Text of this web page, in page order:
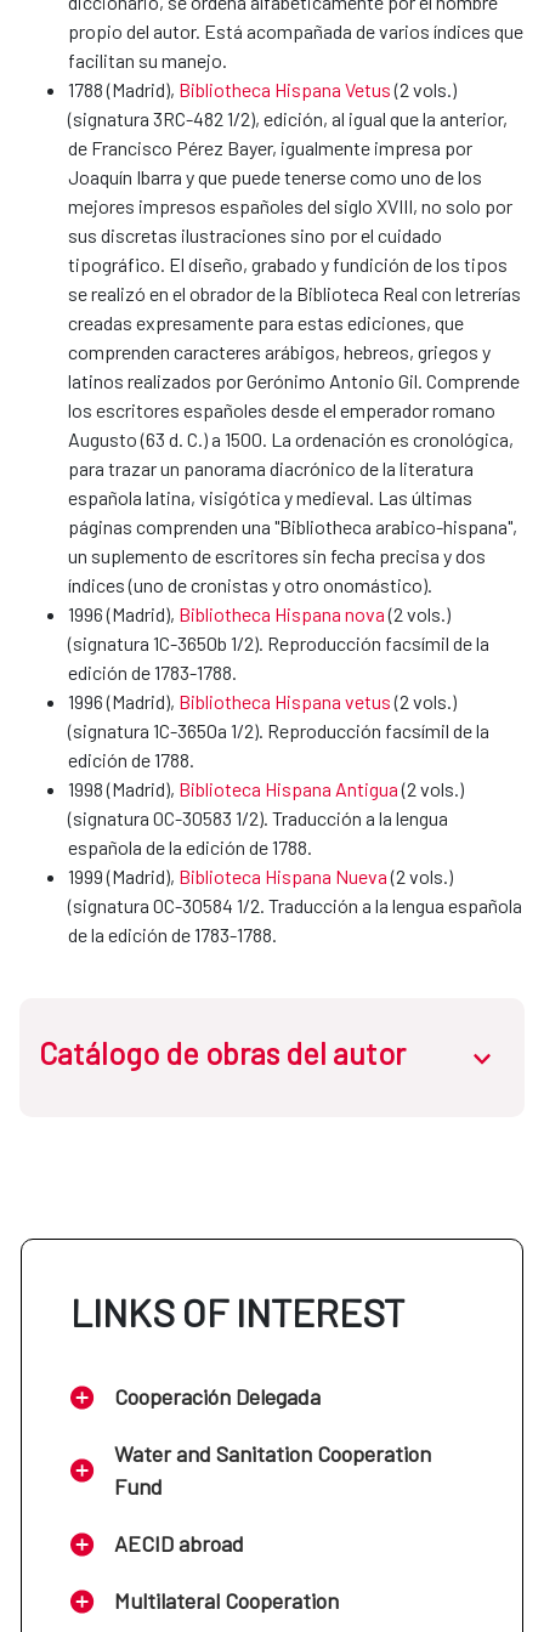
propio del autor. Está acompañada de varios índices que
facilitan su manejo.
1788 (Madrid), Bibliotheca Hispana Vetus(2 vols.)
(signatura 3RC-482 1/2), edición, al igual que la anterior,
de Francisco Pérez Bayer, igualmente impresa por
Joaquín Ibarra y que puede tenerse como uno de los
mejores impresos españoles del siglo XVIII, no solo por
sus discretas ilustraciones sino por el cuidado
tipográfico. El diseño, grabado y fundición de los tipos
se realizó en el obrador de la Biblioteca Real con letrerías
creadas expresamente para estas ediciones, que
comprenden caracteres arábigos, hebreos, griegos y
latinos realizados por Gerónimo Antonio Gil. Comprende
los escritores españoles desde el emperador romano
Augusto (63 d. C.) a 1500. La ordenación es cronológica,
para trazar un panorama diacrónico de la literatura
española latina, visigótica y medieval. Las últimas
páginas comprenden una "Bibliotheca arabico-hispana",
un suplemento de escritores sin fecha precisa y dos
índices (uno de cronistas y otro onomástico).
1996 (Madrid), Bibliotheca Hispana nova(2 vols.)
(signatura 1C-3650b 1/2). Reproducción facsímil de la
edición de 1783-1788.
1996 (Madrid), Bibliotheca Hispana vetus(2 vols.)
(signatura 1C-3650a 1/2). Reproducción facsímil de la
edición de 1788.
1998 (Madrid), Biblioteca Hispana Antigua(2 vols.)
(signatura 0C-30583 1/2). Traducción a la lengua
española de la edición de 1788.
1999 (Madrid), Biblioteca Hispana Nueva(2 vols.)
(signatura 0C-30584 1/2. Traducción a la lengua española
de la edición de 1783-1788.
Catálogo de obras del autor
3RC-482 1/2
(Madrid, 1788)
​​​​​​​Bibliotheca Hispana nova (2 v.)
LINKS OF INTEREST
Cooperación Delegada
Water and Sanitation Cooperation
Fund
AECID abroad
Multilateral Cooperation